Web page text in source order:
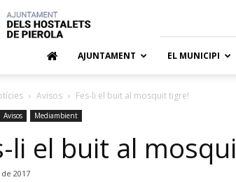
Hostalets
de
AJUNTAMENT EL MUNICIPI
Avisos Fes-li el buit al mosquit tigre!
Avisos Mediambient
li el buit al
2017